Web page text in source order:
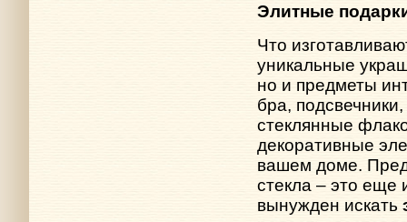
Элитные
Что
уникальные
но и предметы
бра,
стеклянные
декоративные
вашем доме.
стекла – это еще
вынужден искать